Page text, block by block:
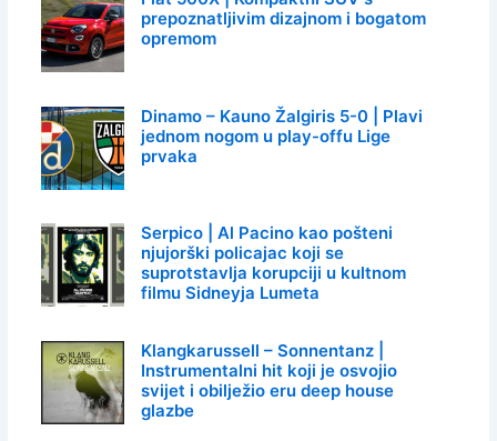
prepoznatljivim dizajnom i bogatom
opremom
Dinamo – Kauno Žalgiris 5-0 | Plavi
jednom nogom u play-offu Lige
prvaka
Serpico | Al Pacino kao pošteni
njujorški policajac koji se
suprotstavlja korupciji u kultnom
filmu Sidneyja Lumeta
Klangkarussell – Sonnentanz |
Instrumentalni hit koji je osvojio
svijet i obilježio eru deep house
glazbe